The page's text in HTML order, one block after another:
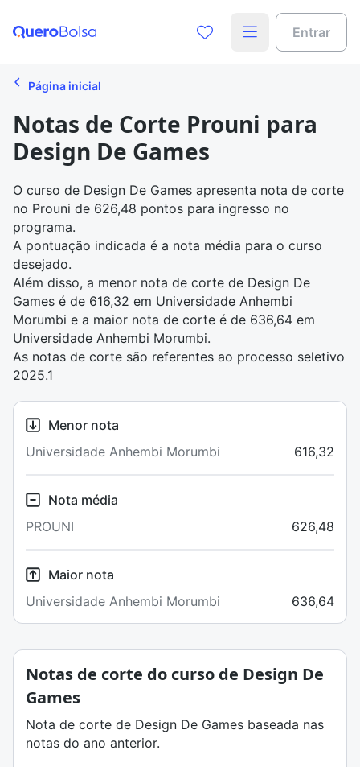
Entrar
Página inicial
Notas de Corte Prouni para
Design De Games
O curso de Design De Games apresenta nota de corte
no Prouni de 626,48 pontos para ingresso no
programa.
A pontuação indicada é a nota média para o curso
desejado.
Além disso, a menor nota de corte de Design De
Games é de 616,32 em Universidade Anhembi
Morumbi e a maior nota de corte é de 636,64 em
Universidade Anhembi Morumbi.
As notas de corte são referentes ao processo seletivo
2025.1
Menor nota
Universidade Anhembi Morumbi
616,32
Nota média
PROUNI
626,48
Maior nota
Universidade Anhembi Morumbi
636,64
Notas de corte do curso de Design De
Games
Nota de corte de Design De Games baseada nas
notas do ano anterior.